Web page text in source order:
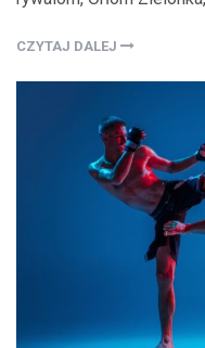
CZYTAJ DALEJ